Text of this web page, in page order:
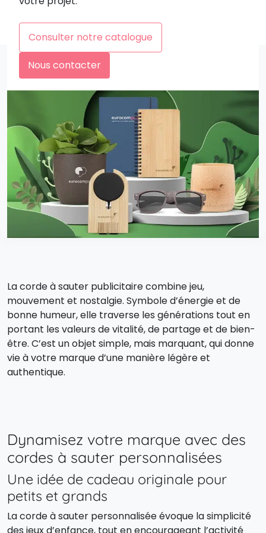
Consulter notre catalogue
Nous contacter
La corde à sauter publicitaire combine jeu,
mouvement et nostalgie. Symbole d’énergie et de
bonne humeur, elle traverse les générations tout en
portant les valeurs de vitalité, de partage et de bien-
être. C’est un objet simple, mais marquant, qui donne
vie à votre marque d’une manière légère et
authentique.
Dynamisez votre marque avec des
cordes à sauter personnalisées
Une idée de cadeau originale pour
petits et grands
La corde à sauter personnalisée évoque la simplicité
des jeux d’enfance, tout en encourageant l’activité